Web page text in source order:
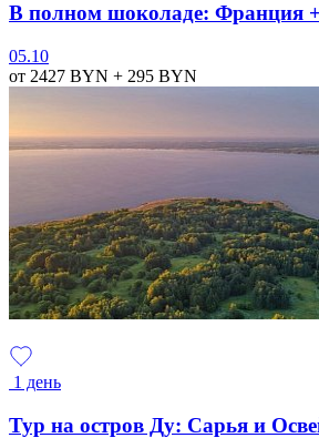
В полном шоколаде: Франция
05.10
от 2427 BYN + 295 BYN
1 день
Тур на остров Ду: Сарья и